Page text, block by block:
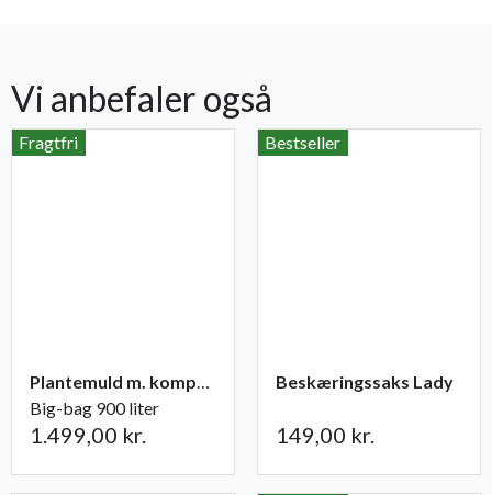
Vi anbefaler også
Fragtfri
Plantemuld m. kompost fra Champost
Big-bag 900 liter
1.499,00 kr.
Bestseller
Beskæringssaks Lady
149,00 kr.